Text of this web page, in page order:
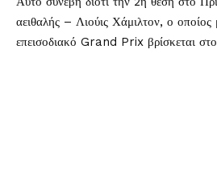
αειθαλής – Λιούις Χάμιλτον, ο
επεισοδιακό Grand Prix βρίσκεται